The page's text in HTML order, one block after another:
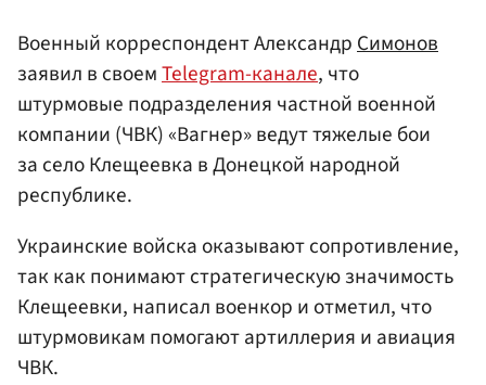
Военный корреспондент АлександрСимонов
заявил в своемTelegram-канале, что
штурмовые подразделения частной военной
компании (ЧВК) «Вагнер» ведут тяжелые бои
за село Клещеевка в Донецкой народной
республике.
Украинские войска оказывают сопротивление,
так как понимают стратегическую значимость
Клещеевки, написал военкор и отметил, что
штурмовикам помогают артиллерия и авиация
ЧВК.